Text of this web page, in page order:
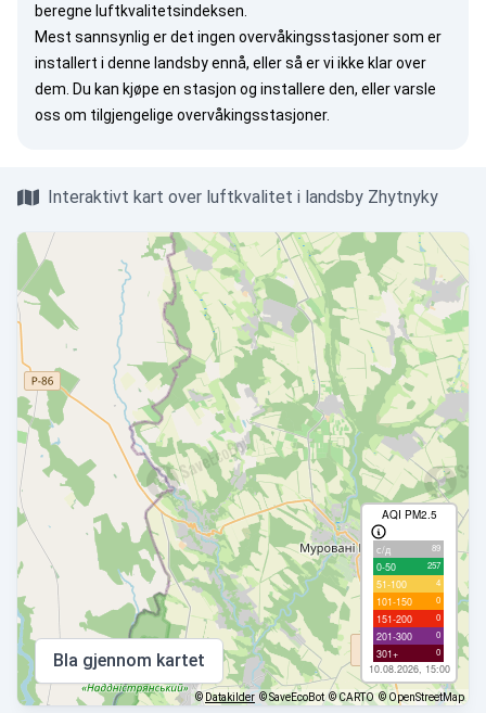
beregne luftkvalitetsindeksen.
Mest sannsynlig er det ingen overvåkingsstasjoner som er
installert i denne landsby ennå, eller så er vi ikke klar over
dem. Du kan kjøpe en stasjon og installere den, ellervarsle
oss om tilgjengelige overvåkingsstasjoner.
Interaktivt kart over luftkvalitet i landsby Zhytnyky
AQI PM2.5
с/д 89
0-50 257
51-100 4
101-150 0
151-200 0
201-300 0
301+ 0
10.08.2026, 15:00
Bla gjennom kartet
© Datakilder © SaveEcoBot © CARTO © OpenStreetMap